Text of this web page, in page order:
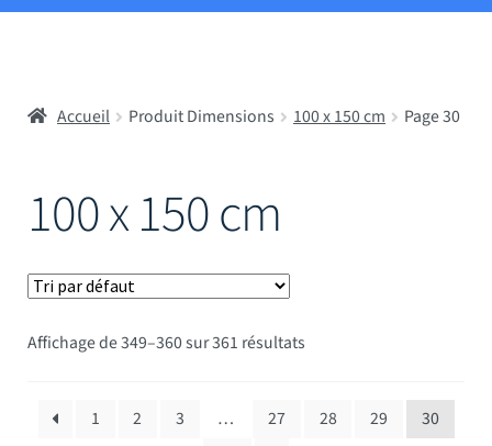
Écoles
Accueil Produit Dimensions 100 x 150 cm Page 30
100 x 150 cm
Affichage de 349–360 sur 361 résultats
1 2 3 … 27 28 29
30